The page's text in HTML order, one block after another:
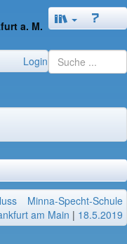
a. M.
Login
Minna-Specht-Schule
am Main | 18.5.2019